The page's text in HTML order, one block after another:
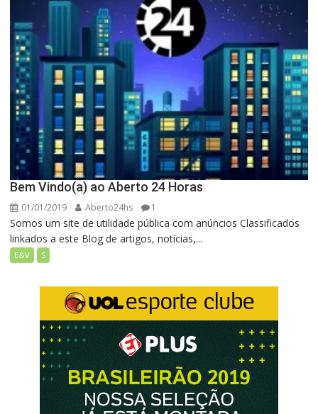
Bem Vindo(a) ao Aberto 24 Horas
01/01/2019 Aberto24hs 1
Somos um site de utilidade pública com anúncios Classificados
linkados a este Blog de artigos, notícias,...
E&V S